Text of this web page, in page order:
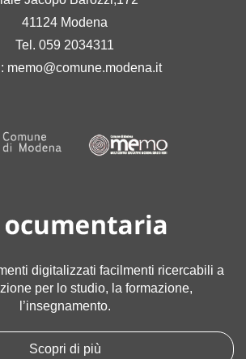
41124 Modena
Tel. 059 2034311
memo@comune.modena.it
digitalizzati facilmenti ricercabili a
per lo studio, la formazione,
l’insegnamento.
Scopri di più